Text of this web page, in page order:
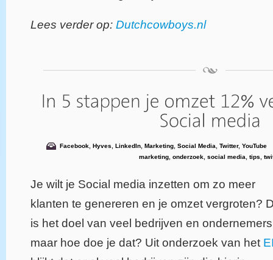
Lees verder op: Dutchcowboys.nl
Facebook, Hyves LinkedIn, Marketing, Social Media Twitter, YouTube
marketing, onderzoek, social media tips
Je wilt je Social media inzetten om zo meer
klanten te genereren en je omzet vergroten?
is het doel van veel bedrijven en
maar hoe doe je dat? Uit onderzoek van het